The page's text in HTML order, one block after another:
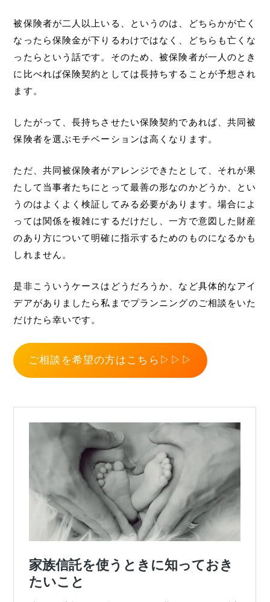
被保険者が二人以上いる、というのは、どちらかが亡く
なったら保険金が下りるわけではなく、どちらも亡くな
ったらという話です。そのため、被保険者が一人のとき
に比べれば保険契約としては長持ちすることが予想され
ます。
したがって、長持ちさせたい保険契約であれば、共同被
保険者を選ぶモチベーションは高くなります。
ただ、共同被保険者がアレンジできたとして、それが果
たして当事者たちにとって最善の形なのかどうか、とい
うのはよくよく検証してみる必要があります。場合によ
っては関係を複雑にするだけだし、一方で意図した財産
のあり方について明確に指示するためのものになるかも
しれません。
是非こういうケースはどうだろうか、など具体的なアイ
デアがありましたら私までプランニングのご相談をいた
だけたら幸いです。
ご相談を希望の方はこちら▷▷▷